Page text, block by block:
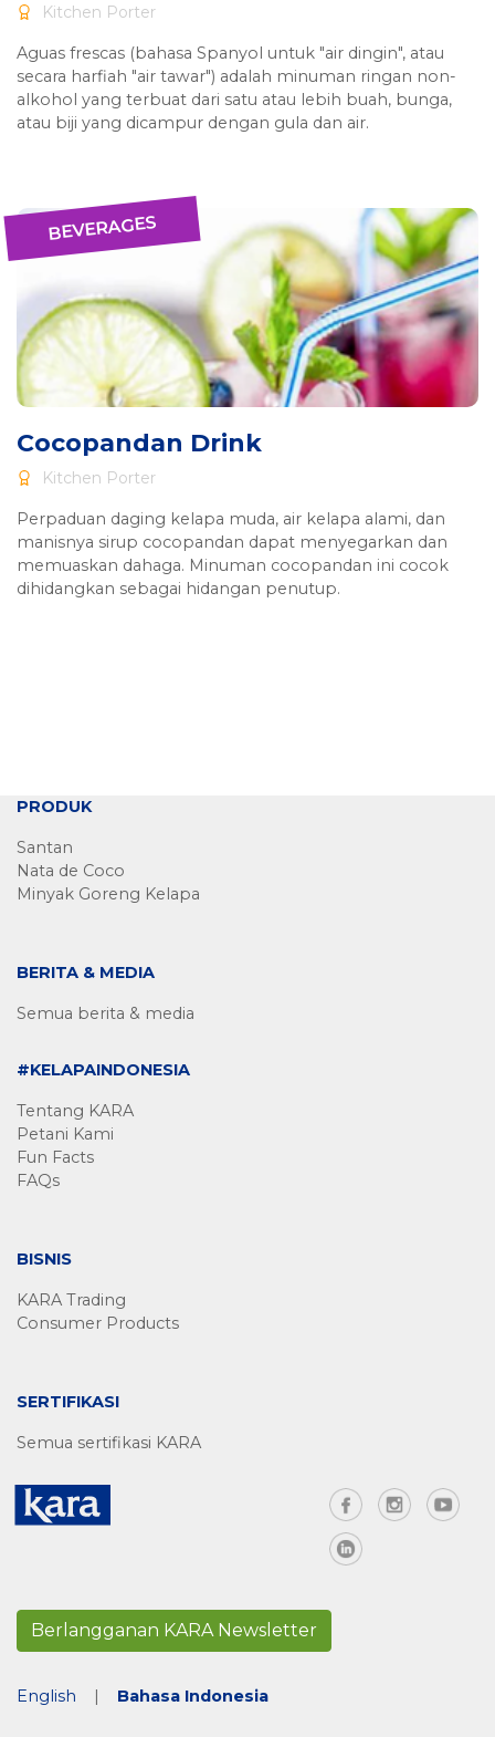
Kitchen Porter
Aguas frescas (bahasa Spanyol untuk "air dingin", atau
secara harfiah "air tawar") adalah minuman ringan non-
alkohol yang terbuat dari satu atau lebih buah, bunga,
atau biji yang dicampur dengan gula dan air.
Cocopandan Drink
Kitchen Porter
Perpaduan daging kelapa muda, air kelapa alami, dan
manisnya sirup cocopandan dapat menyegarkan dan
memuaskan dahaga. Minuman cocopandan ini cocok
dihidangkan sebagai hidangan penutup.
BEVERAGES
PRODUK
Santan
Nata de Coco
Minyak Goreng Kelapa
BERITA & MEDIA
Semua berita & media
#KELAPAINDONESIA
Tentang KARA
Petani Kami
Fun Facts
FAQs
BISNIS
KARA Trading
Consumer Products
SERTIFIKASI
Semua sertifikasi KARA
Berlangganan KARA Newsletter
English | Bahasa Indonesia